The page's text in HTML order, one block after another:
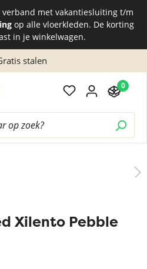
verband met vakantiesluiting t/m
op alle vloerkleden. De korting
in je winkelwagen.
stalen
0
Xilento Pebble